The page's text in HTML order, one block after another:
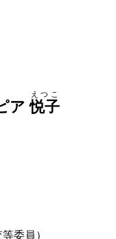
ア悦子
えつこ
委員）